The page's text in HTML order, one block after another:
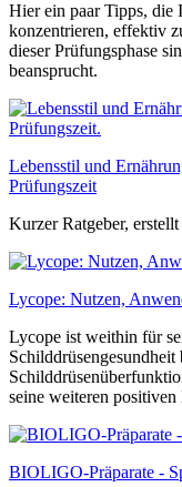
Hier ein paar Tipps, die
konzentrieren, effektiv
dieser Prüfungsphase
beansprucht.
Lebensstil und
Prüfungszeit
Kurzer Ratgeber,
Lycope: Nutzen,
Lycope ist weithin für
Schilddrüsengesundheit
seine weiteren positiven
BIOLIGO-Präparate -